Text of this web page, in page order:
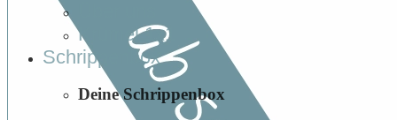
Krümel 1x1
Schrippenbox
Deine Schrippenbox